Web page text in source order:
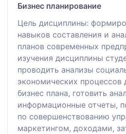
Бизнес планирование
Цель дисциплины:
навыков составления и
планов современных
изучения дисциплины
проводить анализы
экономических процессов
бизнес плана, готовить
информационные отчеты,
по совершенствованию
маркетингом, доходами,